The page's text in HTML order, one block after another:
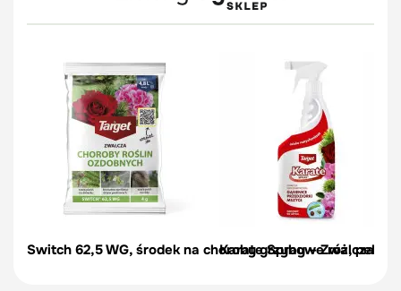
Switch 62,5 WG, środek na choroby grzybowe róż,
Karate Spray – Zwalcza